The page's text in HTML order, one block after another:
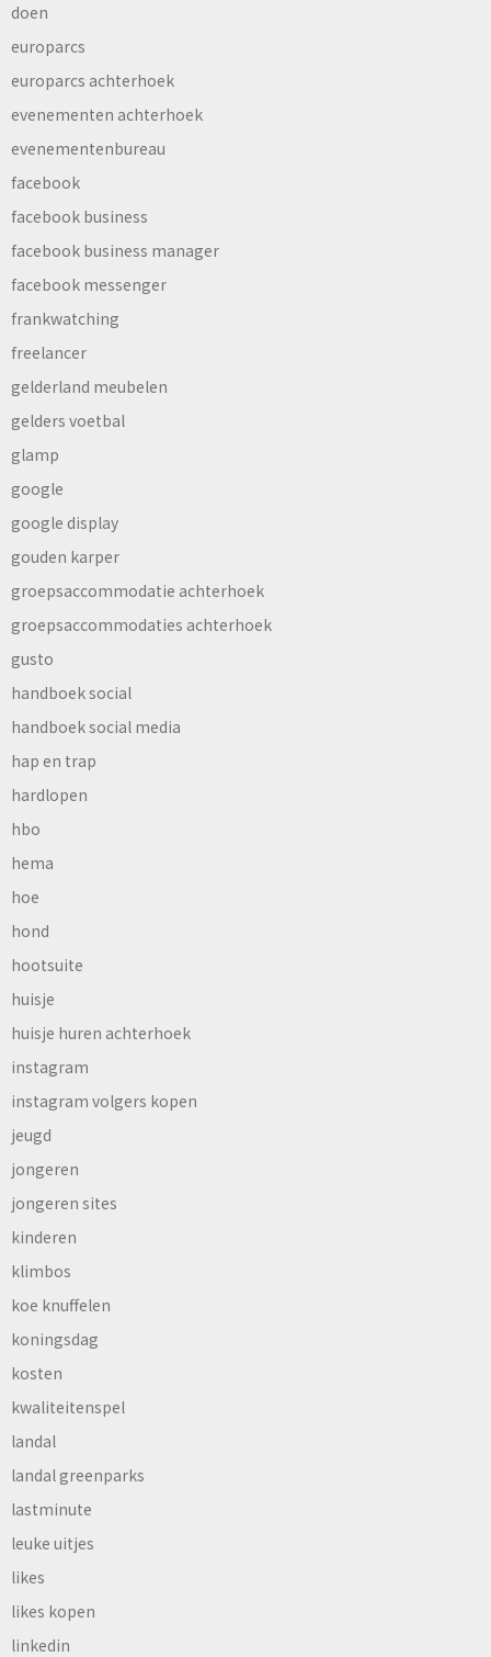
doen
europarcs
europarcs achterhoek
evenementen achterhoek
evenementenbureau
facebook
facebook business
facebook business manager
facebook messenger
frankwatching
freelancer
gelderland meubelen
gelders voetbal
glamp
google
google display
gouden karper
groepsaccommodatie achterhoek
groepsaccommodaties achterhoek
gusto
handboek social
handboek social media
hap en trap
hardlopen
hbo
hema
hoe
hond
hootsuite
huisje
huisje huren achterhoek
instagram
instagram volgers kopen
jeugd
jongeren
jongeren sites
kinderen
klimbos
koe knuffelen
koningsdag
kosten
kwaliteitenspel
landal
landal greenparks
lastminute
leuke uitjes
likes
likes kopen
linkedin